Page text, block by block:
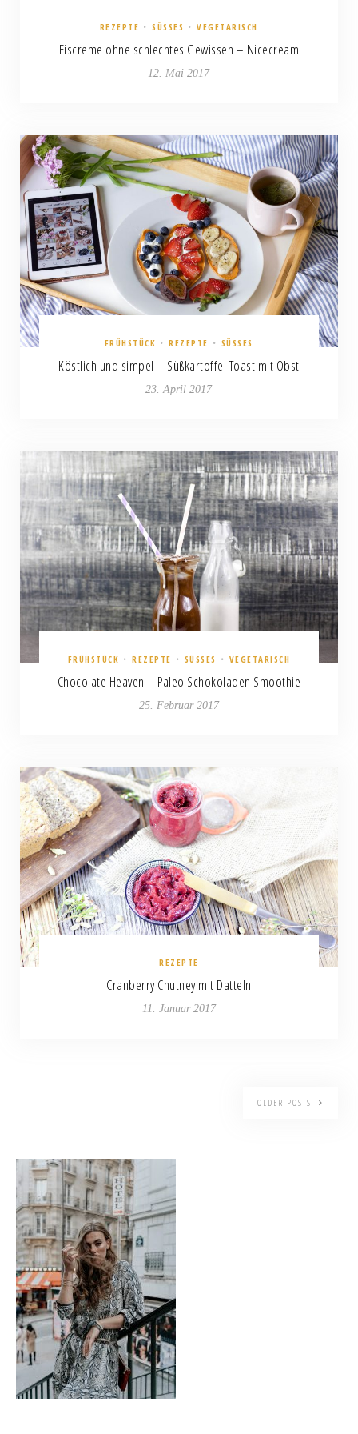
REZEPTE • SÜSSES • VEGETARISCH
Eiscreme ohne schlechtes Gewissen – Nicecream
12. Mai 2017
FRÜHSTÜCK • REZEPTE • SÜSSES
Köstlich und simpel – Süßkartoffel Toast mit Obst
23. April 2017
FRÜHSTÜCK • REZEPTE • SÜSSES • VEGETARISCH
Chocolate Heaven – Paleo Schokoladen Smoothie
25. Februar 2017
REZEPTE
Cranberry Chutney mit Datteln
11. Januar 2017
OLDER POSTS